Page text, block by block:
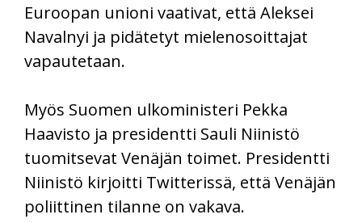
Euroopan unioni vaativat, että Aleksei
Navalnyi ja pidätetyt mielenosoittajat
vapautetaan.
Myös Suomen ulkoministeri Pekka
Haavisto ja presidentti Sauli Niinistö
tuomitsevat Venäjän toimet. Presidentti
Niinistö kirjoitti Twitterissä, että Venäjän
poliittinen tilanne on vakava.